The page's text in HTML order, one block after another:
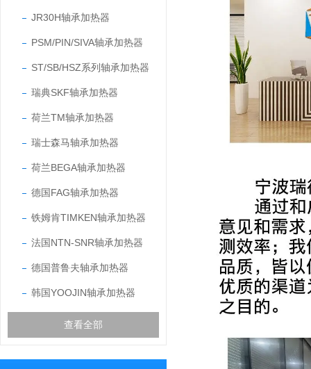
JR30H轴承加热器
PSM/PIN/SIVA轴承加热器
ST/SB/HSZ系列轴承加热器
瑞典SKF轴承加热器
荷兰TM轴承加热器
瑞士森马轴承加热器
荷兰BEGA轴承加热器
德国FAG轴承加热器
铁姆肯TIMKEN轴承加热器
法国NTN-SNR轴承加热器
德国普鲁夫轴承加热器
韩国YOOJIN轴承加热器
查看全部